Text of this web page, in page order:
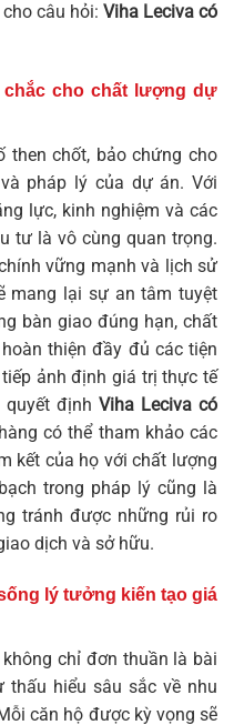
câu hỏi: Viha Leciva có
cho chất lượng dự
then chốt, bảo chứng cho
pháp lý của dự án. Với
lực, kinh nghiệm và các
tư là vô cùng quan trọng.
vững mạnh và lịch sử
mang lại sự an tâm tuyệt
bàn giao đúng hạn, chất
thiện đầy đủ các tiện
ảnh định giá trị thực tế
quyết địnhViha Leciva có
có thể tham khảo các
kết của họ với chất lượng
trong pháp lý cũng là
tránh được những rủi ro
dịch và sở hữu.
lý tưởng kiến tạo giá
chỉ đơn thuần là bài
hiểu sâu sắc về nhu
căn hộ được kỳ vọng sẽ